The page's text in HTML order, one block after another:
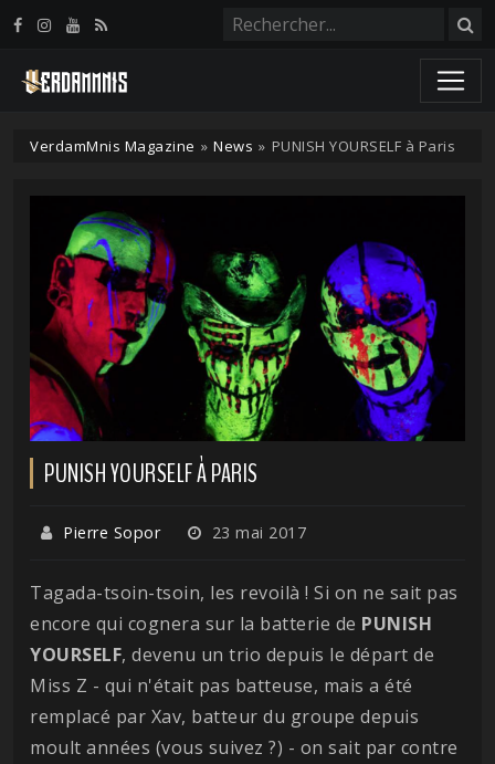
VerdamMnis Magazine » News » PUNISH YOURSELF à Paris
PUNISH YOURSELF À PARIS
Pierre Sopor 23 mai 2017
Tagada-tsoin-tsoin, les revoilà ! Si on ne sait pas
encore qui cognera sur la batterie de PUNISH
YOURSELF, devenu un trio depuis le départ de
Miss Z - qui n'était pas batteuse, mais a été
remplacé par Xav, batteur du groupe depuis
moult années (vous suivez ?) - on sait par contre
Panneau de gestion des cookies